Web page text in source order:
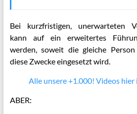
Bei kurzfristigen, unerwarteten
kann auf ein erweitertes
werden, soweit die gleiche
diese Zwecke eingesetzt wird.
Alle unsere +1.000! Videos
ABER: